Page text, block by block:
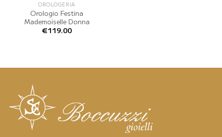
OROLOGERIA
Orologio Festina
Mademoiselle Donna
€119.00